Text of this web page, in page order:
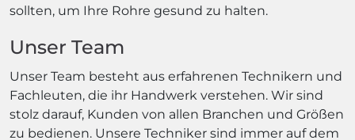
sollten, um Ihre Rohre gesund zu halten.
Unser Team
Unser Team besteht aus erfahrenen Technikern und
Fachleuten, die ihr Handwerk verstehen. Wir sind
stolz darauf, Kunden von allen Branchen und Größen
zu bedienen. Unsere Techniker sind immer auf dem